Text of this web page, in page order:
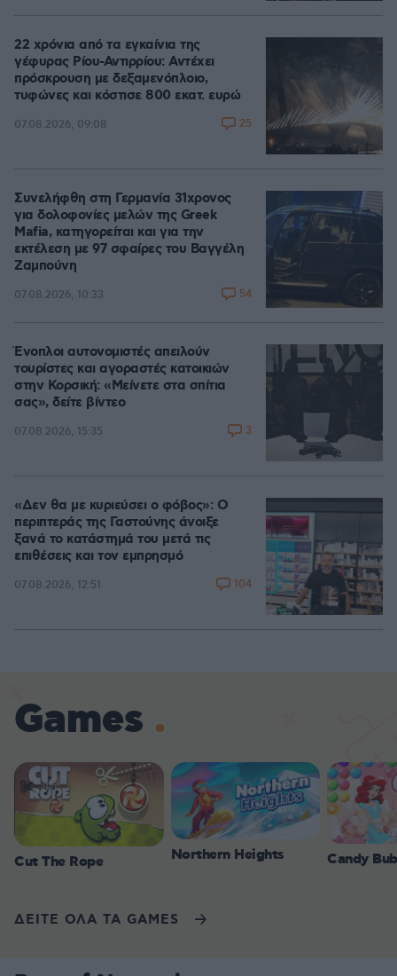
22 χρόνια από τα εγκαίνια της
γέφυρας Ρίου-Αντιρρίου: Αντέχει
πρόσκρουση με δεξαμενόπλοιο,
τυφώνες και κόστισε 800 εκατ. ευρώ
07.08.2026, 09:08 25
Συνελήφθη στη Γερμανία 31χρονος
για δολοφονίες μελών της Greek
Mafia, κατηγορείται και για την
εκτέλεση με 97 σφαίρες του Βαγγέλη
Ζαμπούνη
07.08.2026, 10:33 54
Ένοπλοι αυτονομιστές απειλούν
τουρίστες και αγοραστές κατοικιών
στην Κορσική: «Μείνετε στα σπίτια
σας», δείτε βίντεο
07.08.2026, 15:35 3
«Δεν θα με κυριεύσει ο φόβος»: Ο
περιπτεράς της Γαστούνης άνοιξε
ξανά το κατάστημά του μετά τις
επιθέσεις και τον εμπρησμό
07.08.2026, 12:51 104
Games
Cut The Rope Northern Heights Candy
ΔΕΙΤΕ ΟΛΑ ΤΑ GAMES